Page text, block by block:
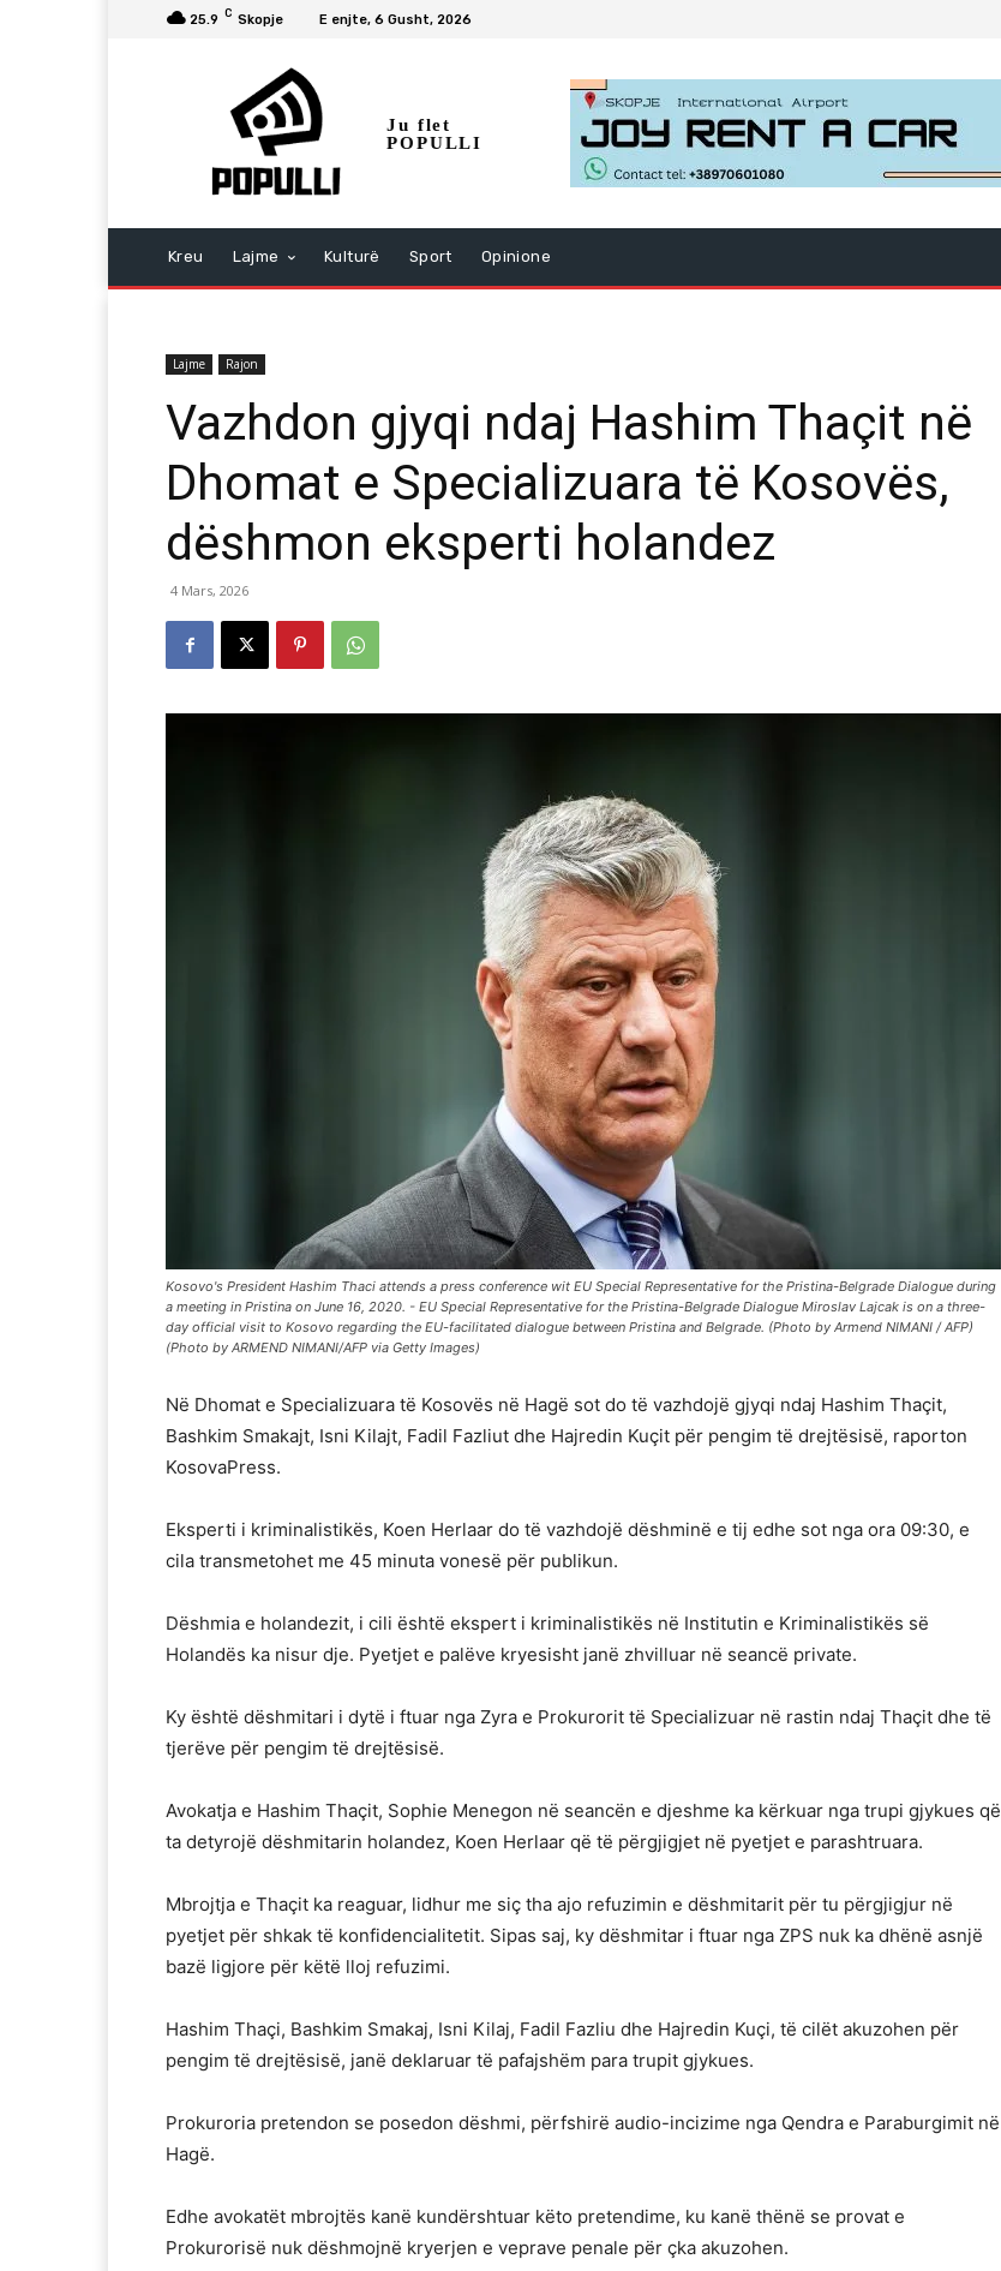
25.9 C Skopje E enjte, 6 Gusht, 2026
Ju flet
POPULLI
Kreu Lajme Kulturë Sport Opinione
Lajme Rajon
Vazhdon gjyqi ndaj Hashim Thaçit në
Dhomat e Specializuara të Kosovës,
dëshmon eksperti holandez
4 Mars, 2026
Kosovo's President Hashim Thaci attends a press conference wit EU Special Representative for the Pristina-Belgrade Dialogue during
a meeting in Pristina on June 16, 2020. - EU Special Representative for the Pristina-Belgrade Dialogue Miroslav Lajcak is on a three-
day official visit to Kosovo regarding the EU-facilitated dialogue between Pristina and Belgrade. (Photo by Armend NIMANI / AFP)
(Photo by ARMEND NIMANI/AFP via Getty Images)
Në Dhomat e Specializuara të Kosovës në Hagë sot do të vazhdojë gjyqi ndaj Hashim Thaçit,
Bashkim Smakajt, Isni Kilajt, Fadil Fazliut dhe Hajredin Kuçit për pengim të drejtësisë, raporton
KosovaPress.
Eksperti i kriminalistikës, Koen Herlaar do të vazhdojë dëshminë e tij edhe sot nga ora 09:30, e
cila transmetohet me 45 minuta vonesë për publikun.
Dëshmia e holandezit, i cili është ekspert i kriminalistikës në Institutin e Kriminalistikës së
Holandës ka nisur dje. Pyetjet e palëve kryesisht janë zhvilluar në seancë private.
Ky është dëshmitari i dytë i ftuar nga Zyra e Prokurorit të Specializuar në rastin ndaj Thaçit dhe të
tjerëve për pengim të drejtësisë.
Avokatja e Hashim Thaçit, Sophie Menegon në seancën e djeshme ka kërkuar nga trupi gjykues që
ta detyrojë dëshmitarin holandez, Koen Herlaar që të përgjigjet në pyetjet e parashtruara.
Mbrojtja e Thaçit ka reaguar, lidhur me siç tha ajo refuzimin e dëshmitarit për tu përgjigjur në
pyetjet për shkak të konfidencialitetit. Sipas saj, ky dëshmitar i ftuar nga ZPS nuk ka dhënë asnjë
bazë ligjore për këtë lloj refuzimi.
Hashim Thaçi, Bashkim Smakaj, Isni Kilaj, Fadil Fazliu dhe Hajredin Kuçi, të cilët akuzohen për
pengim të drejtësisë, janë deklaruar të pafajshëm para trupit gjykues.
Prokuroria pretendon se posedon dëshmi, përfshirë audio-incizime nga Qendra e Paraburgimit në
Hagë.
Edhe avokatët mbrojtës kanë kundërshtuar këto pretendime, ku kanë thënë se provat e
Prokurorisë nuk dëshmojnë kryerjen e veprave penale për çka akuzohen.